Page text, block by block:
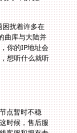
扰着许多在
曲库与大陆并
你的IP地址会
想听什么就听
点暂时不稳
候，售后服
服和拥有专
追剧遇到连
邮件石沉大
能持续优化
通道始终畅